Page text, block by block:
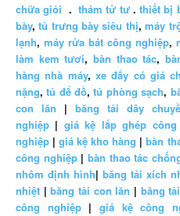
chữa giỏi .thám tử tư.thiết bị
bày,tủ trưng bày siêu thị,máy
lạnh, máy rửa bát công nghiệp,
làm kem tươi,bàn thao tác,
hàng nhà máy, xe đẩy có giá
nặng,tủ để đồ,tủ phòng sạch,
con lăn | băng tải dây
nghiệp | giá kệ lắp ghép công
nghiệp |giá kệ kho hàng |bàn
công nghiệp|bàn thao tác
nhôm định hình| băng tải xích
nhiệt |băng tải con lăn | băng
công nghiệp|giá kệ công